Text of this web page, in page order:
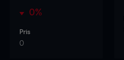
0%
Pris
0